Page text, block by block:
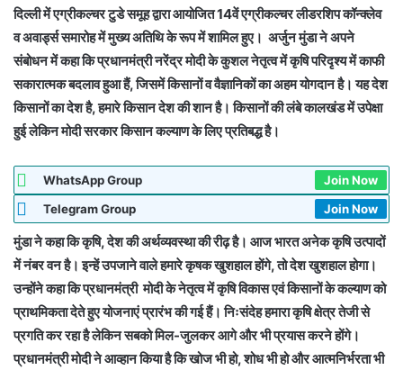
दिल्ली में एग्रीकल्चर टुडे समूह द्वारा आयोजित 14वें एग्रीकल्चर लीडरशिप कॉन्क्लेव
व अवार्ड्स समारोह में मुख्य अतिथि के रूप में शामिल हुए। अर्जुन मुंडा ने अपने
संबोधन में कहा कि प्रधानमंत्री नरेंद्र मोदी के कुशल नेतृत्व में कृषि परिदृश्य में काफी
सकारात्मक बदलाव हुआ हैं, जिसमें किसानों व वैज्ञानिकों का अहम योगदान है। यह देश
किसानों का देश है, हमारे किसान देश की शान है। किसानों की लंबे कालखंड में उपेक्षा
हुई लेकिन मोदी सरकार किसान कल्याण के लिए प्रतिबद्ध है।
WhatsApp Group
Join Now
Telegram Group
Join Now
मुंडा ने कहा कि कृषि, देश की अर्थव्यवस्था की रीढ़ है। आज भारत अनेक कृषि उत्पादों
में नंबर वन है। इन्हें उपजाने वाले हमारे कृषक खुशहाल होंगे, तो देश खुशहाल होगा।
उन्होंने कहा कि प्रधानमंत्री मोदी के नेतृत्व में कृषि विकास एवं किसानों के कल्याण को
प्राथमिकता देते हुए योजनाएं प्रारंभ की गई हैं। निःसंदेह हमारा कृषि क्षेत्र तेजी से
प्रगति कर रहा है लेकिन सबको मिल-जुलकर आगे और भी प्रयास करने होंगे।
प्रधानमंत्री मोदी ने आव्हान किया है कि खोज भी हो, शोध भी हो और आत्मनिर्भरता भी